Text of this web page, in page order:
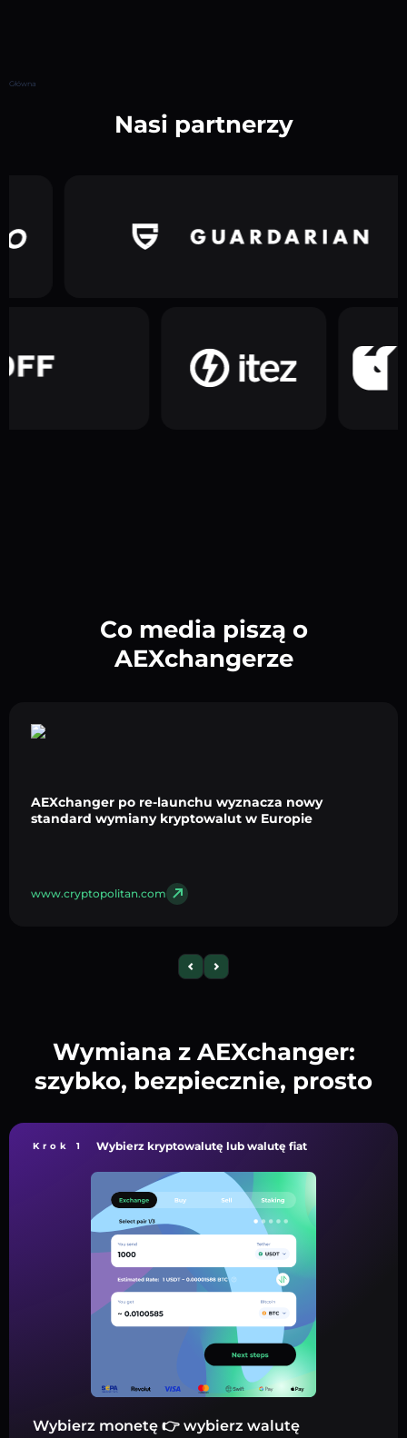
Główna
Nasi partnerzy
Co media piszą o
AEXchangerze
AEXchanger po re-launchu wyznacza nowy
standard wymiany kryptowalut w Europie
www.cryptopolitan.com
Wymiana z AEXchanger:
szybko, bezpiecznie, prosto
Krok 1 Wybierz kryptowalutę lub walutę fiat
Wybierz monetę 👉 wybierz walutę